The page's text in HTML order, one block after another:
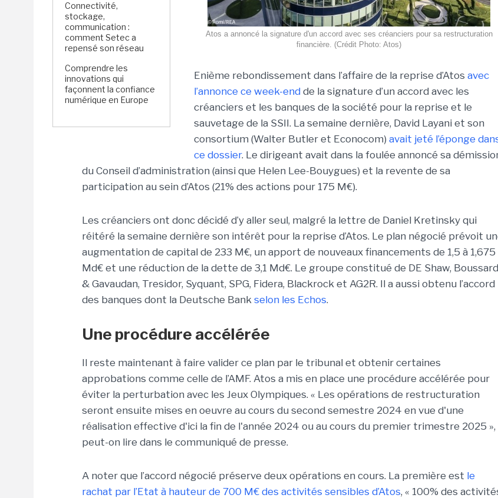
Connectivité,
stockage,
communication :
comment Setec a
repensé son réseau
Comprendre les
innovations qui
façonnent la confiance
numérique en Europe
Atos a annoncé la signature d'un accord avec ses créanciers pour sa restructuration
financière. (Crédit Photo: Atos)
Enième rebondissement dans l’affaire de la reprise d’Atos avec
l’annonce ce week-end de la signature d’un accord avec les
créanciers et les banques de la société pour la reprise et le
sauvetage de la SSII. La semaine dernière, David Layani et son
consortium (Walter Butler et Econocom) avait jeté l’éponge
ce dossier. Le dirigeant avait dans la foulée annoncé sa
du Conseil d’administration (ainsi que Helen Lee-Bouygues) et la revente de sa
participation au sein d’Atos (21% des actions pour 175 M€).
Les créanciers ont donc décidé d’y aller seul, malgré la lettre de Daniel Kretinsky qui
réitéré la semaine dernière son intérêt pour la reprise d’Atos. Le plan négocié prévoit
augmentation de capital de 233 M€, un apport de nouveaux financements de 1,5 à 1,675
Md€ et une réduction de la dette de 3,1 Md€. Le groupe constitué de DE Shaw, Boussard
& Gavaudan, Tresidor, Syquant, SPG, Fidera, Blackrock et AG2R. Il a aussi obtenu l’accord
des banques dont la Deutsche Bank selon les Echos.
Une procédure accélérée
Il reste maintenant à faire valider ce plan par le tribunal et obtenir certaines
approbations comme celle de l’AMF. Atos a mis en place une procédure accélérée pour
éviter la perturbation avec les Jeux Olympiques. « Les opérations de restructuration
seront ensuite mises en oeuvre au cours du second semestre 2024 en vue d'une
réalisation effective d'ici la fin de l'année 2024 ou au cours du premier trimestre 2025 »,
peut-on lire dans le communiqué de presse.
A noter que l’accord négocié préserve deux opérations en cours. La première est le
rachat par l’Etat à hauteur de 700 M€ des activités sensibles d’Atos, « 100% des